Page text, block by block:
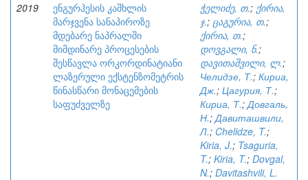
2019
ენგურჰესის კაშხლის
მარჯვენა სანაპიროზე
მდებარე ნაპრალში
მიმდინარე პროცესების
შესწავლა ორკორდინატიანი
ლაზერული ექსტენზომეტრის
წინასწარი მონაცემების
საფუძველზე
ჭელიძე, თ.; ქირია,
ჯ.; ცაგურია, თ.;
ქირია, თ.;
დოვგალი, ნ.;
დავითაშვილი, ლ.;
Челидзе, Т.; Кириа,
Дж.; Цагурия, Т.;
Кириа, Т.;Довгаль,
Н.;Давиташвили,
Л.; Chelidze, T.;
Kiria, J.; Tsaguria,
T.; Kiria, T.; Dovgal,
N.; Davitashvili, L.